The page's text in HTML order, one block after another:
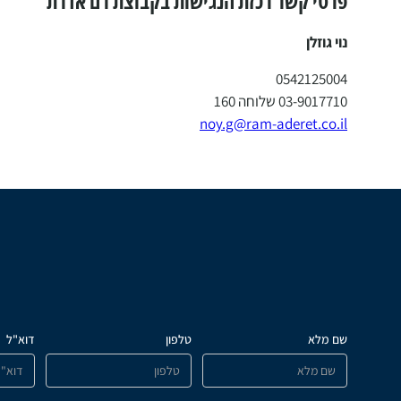
נוי גוזלן
0542125004
03-9017710 שלוחה 160
noy.g@ram-aderet.co.il
שם מלא טלפון דוא"ל